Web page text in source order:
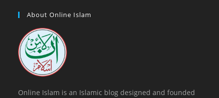
tab
new a
tab
About Online Islam
Online Islam is an Islamic blog designed and founded